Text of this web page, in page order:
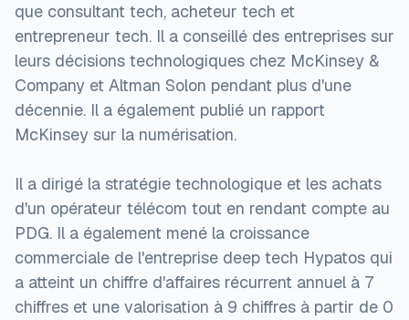
que consultant tech, acheteur tech et
entrepreneur tech. Il a conseillé des entreprises sur
leurs décisions technologiques chez McKinsey &
Company et Altman Solon pendant plus d'une
décennie. Il a également publié un rapport
McKinsey sur la numérisation.
Il a dirigé la stratégie technologique et les achats
d'un opérateur télécom tout en rendant compte au
PDG. Il a également mené la croissance
commerciale de l'entreprise deep tech Hypatos qui
a atteint un chiffre d'affaires récurrent annuel à 7
chiffres et une valorisation à 9 chiffres à partir de 0